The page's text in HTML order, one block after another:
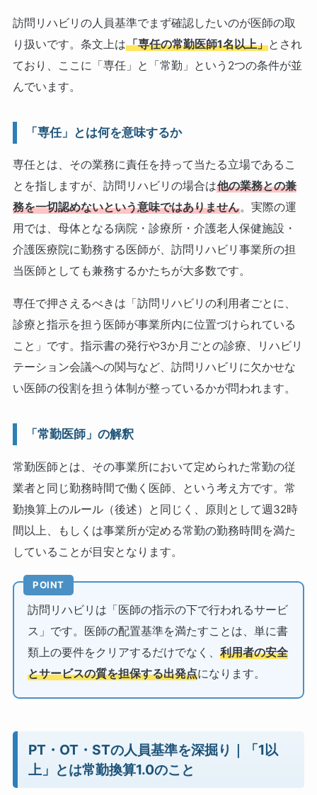
訪問リハビリの人員基準でまず確認したいのが医師の取
り扱いです。条文上は「専任の常勤医師1名以上」とされ
ており、ここに「専任」と「常勤」という2つの条件が並
んでいます。
「専任」とは何を意味するか
専任とは、その業務に責任を持って当たる立場であるこ
とを指しますが、訪問リハビリの場合は他の業務との兼
務を一切認めないという意味ではありません。実際の運
用では、母体となる病院・診療所・介護老人保健施設・
介護医療院に勤務する医師が、訪問リハビリ事業所の担
当医師としても兼務するかたちが大多数です。
専任で押さえるべきは「訪問リハビリの利用者ごとに、
診療と指示を担う医師が事業所内に位置づけられている
こと」です。指示書の発行や3か月ごとの診療、リハビリ
テーション会議への関与など、訪問リハビリに欠かせな
い医師の役割を担う体制が整っているかが問われます。
「常勤医師」の解釈
常勤医師とは、その事業所において定められた常勤の従
業者と同じ勤務時間で働く医師、という考え方です。常
勤換算上のルール（後述）と同じく、原則として週32時
間以上、もしくは事業所が定める常勤の勤務時間を満た
していることが目安となります。
POINT
訪問リハビリは「医師の指示の下で行われるサービ
ス」です。医師の配置基準を満たすことは、単に書
類上の要件をクリアするだけでなく、 利用者の安全
とサービスの質を担保する出発点になります。
PT・OT・STの人員基準を深掘り｜「1以
上」とは常勤換算1.0のこと